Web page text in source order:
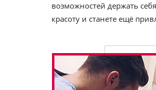
возможностей держать
красоту и станете ещё